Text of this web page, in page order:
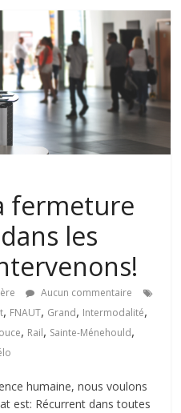
fermeture
les
Aucun commentaire
, FNAUT, Grand, Intermodalité,
, Rail, Sainte-Ménehould,
humaine, nous voulons
est: Récurrent dans toutes